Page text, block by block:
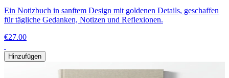
Ein Notizbuch in sanftem Design mit goldenen Details, geschaffen
für tägliche Gedanken, Notizen und Reflexionen.
€27.00
Hinzufügen